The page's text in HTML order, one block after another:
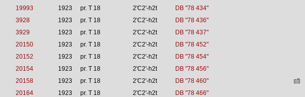
19993 1923 pr. T 18 2'C2'-h2t
DB "78 434"
3928 1923 pr. T 18 2'C2'-h2t
DB "78 436"
3929 1923 pr. T 18 2'C2'-h2t
DB "78 437"
20150 1923 pr. T 18 2'C2'-h2t
DB "78 452"
20152 1923 pr. T 18 2'C2'-h2t
DB "78 454"
20154 1923 pr. T 18 2'C2'-h2t
DB "78 456"
20158 1923 pr. T 18 2'C2'-h2t
DB "78 460"
20164 1923 pr. T 18 2'C2'-h2t DB "78 466"